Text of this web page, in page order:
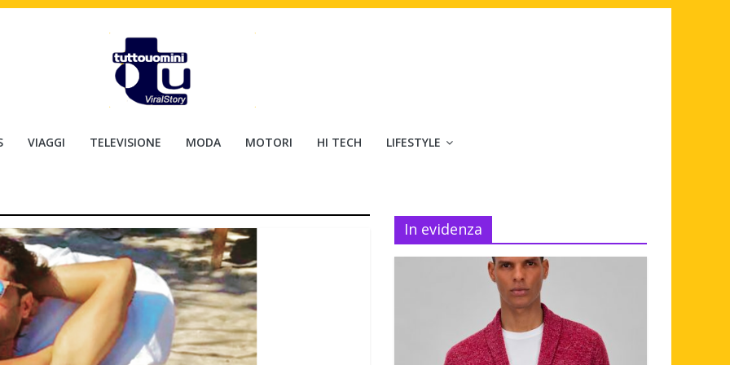
VIAGGI TELEVISIONE MODA MOTORI HI TECH LIFESTYLE
In evidenza